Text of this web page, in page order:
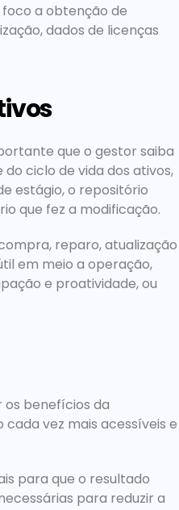
a obtenção de
dados de licenças
que o gestor saiba
ciclo de vida dos ativos,
estágio, o repositório
que fez a modificação.
reparo, atualização
em meio a operação,
e proatividade, ou
os benefícios da
vez mais acessíveis e
para que o resultado
para reduzir a